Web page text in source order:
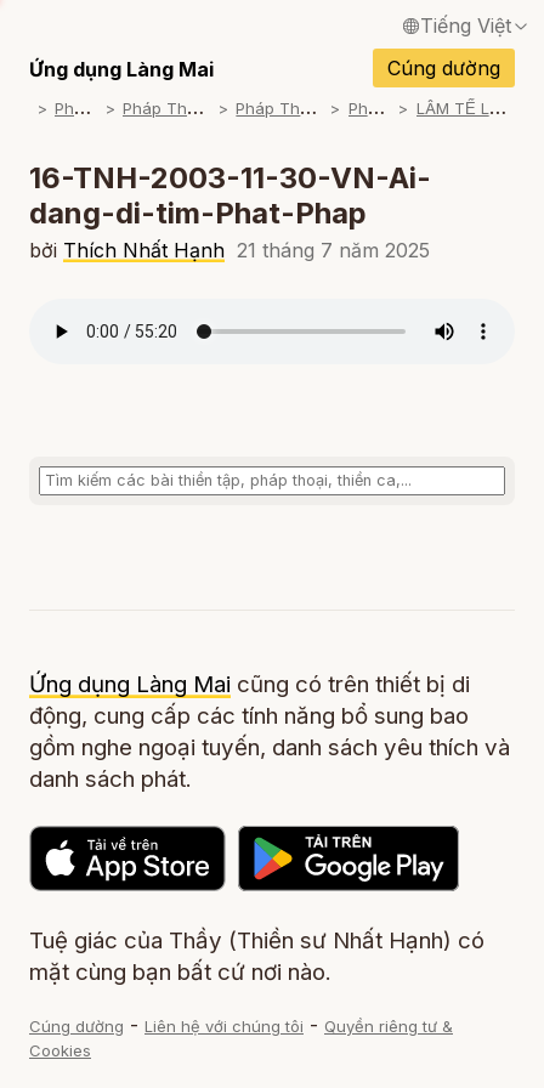
Tiếng Việt
English / Tiếng Anh
Français / Tiếng Pháp
Español / Tiếng Tây Ban Nha
Deutsch / Tiếng Đức
Italiano / Tiếng Ý
Ứng dụng Làng Mai
Cúng dường
P
háp Thoại P
háp Thoại Thiền Sư Thích Nhất Hạnh P
háp Thoại Theo Bộ An Cư Kiết Đông P
háp Thoại Mp3 L
ÂM TẾ LỤC - NGƯỜI VÔ SỰ (2003-2004)
16-TNH-2003-11-30-VN-Ai-
dang-di-tim-Phat-Phap
bởi Thích Nhất Hạnh 21 tháng 7 năm 2025
Ứng dụng Làng Mai cũng có trên thiết bị di
động, cung cấp các tính năng bổ sung bao
gồm nghe ngoại tuyến, danh sách yêu thích và
danh sách phát.
Tuệ giác của Thầy (Thiền sư Nhất Hạnh) có
mặt cùng bạn bất cứ nơi nào.
Cúng dường - Liên hệ với chúng tôi - Quyền riêng tư &
Cookies